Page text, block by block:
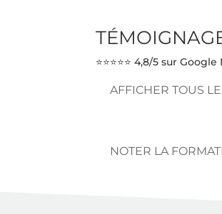
⭐⭐⭐⭐⭐ 4,8/5 sur
AFFICHER TOUS
NOTER LA